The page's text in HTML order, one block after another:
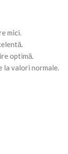
mici.
optimă.
la valori normale.